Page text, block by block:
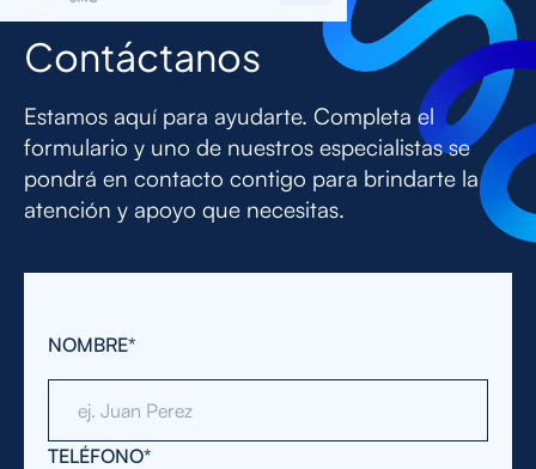
Contáctanos
Estamos aquí para ayudarte. Completa el
formulario y uno de nuestros especialistas se
pondrá en contacto contigo para brindarte la
atención y apoyo que necesitas.
NOMBRE*
TELÉFONO*